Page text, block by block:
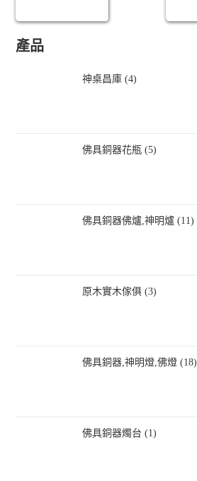
產品
神桌昌庫 (4)
佛具銅器花瓶 (5)
佛具銅器佛爐,神明爐 (11)
原木實木傢俱 (3)
佛具銅器,神明燈,佛燈 (18)
佛具銅器燭台 (1)